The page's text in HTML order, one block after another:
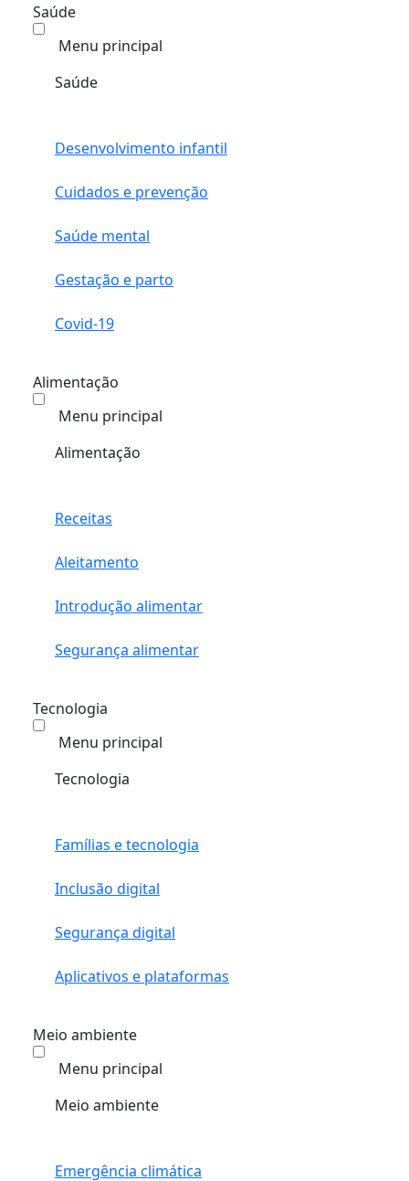
Saúde
Menu principal
Saúde
Desenvolvimento infantil
Cuidados e prevenção
Saúde mental
Gestação e parto
Covid-19
Alimentação
Menu principal
Alimentação
Receitas
Aleitamento
Introdução alimentar
Segurança alimentar
Tecnologia
Menu principal
Tecnologia
Famílias e tecnologia
Inclusão digital
Segurança digital
Aplicativos e plataformas
Meio ambiente
Menu principal
Meio ambiente
Emergência climática